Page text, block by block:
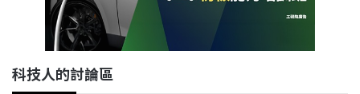
科技人的討論區